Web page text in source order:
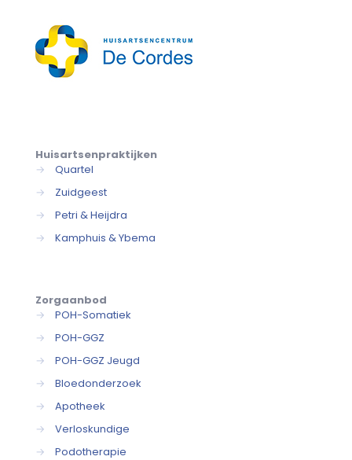
Huisartsenpraktijken
→
Quartel
→
Zuidgeest
→
Petri & Heijdra
→
Kamphuis & Ybema
Zorgaanbod
→
POH-Somatiek
→
POH-GGZ
→
POH-GGZ Jeugd
→
Bloedonderzoek
→
Apotheek
→
Verloskundige
→
Podotherapie